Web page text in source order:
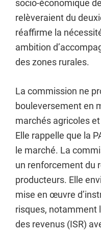
socio-économique
relèveraient du
réaffirme la
ambition
des zones rurales.
La commission ne
bouleversement en
marchés agricoles
Elle rappelle que la
le marché. La
un renforcement du
producteurs. Elle
mise en œuvre
risques, notamment
des revenus (ISR)